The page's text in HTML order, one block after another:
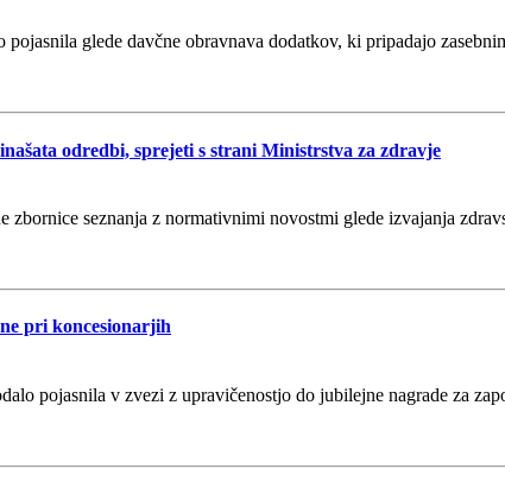
glede davčne obravnava dodatkov, ki pripadajo
odredbi, sprejeti s strani Ministrstva za zdravje
zbornice seznanja z normativnimi novostmi glede izvajanja
pri koncesionarjih
pojasnila v zvezi z upravičenostjo do jubilejne nagrade za